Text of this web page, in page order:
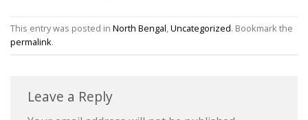
This entry was posted in North Bengal,Uncategorized. Bookmark the
permalink.
Leave a Reply